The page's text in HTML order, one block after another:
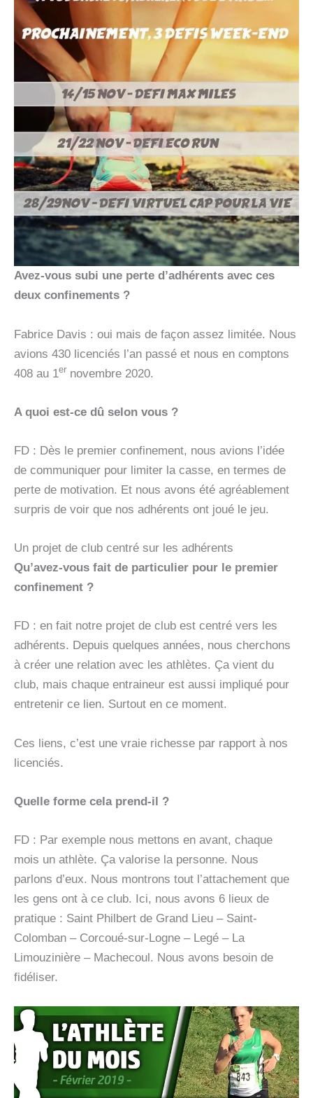
Avez-vous subi une perte d’adhérents avec ces
deux confinements ?
Fabrice Davis : oui mais de façon assez limitée. Nous
avions 430 licenciés l’an passé et nous en comptons
408 au 1er novembre 2020.
A quoi est-ce dû selon vous ?
FD : Dès le premier confinement, nous avions l’idée
de communiquer pour limiter la casse, en termes de
perte de motivation. Et nous avons été agréablement
surpris de voir que nos adhérents ont joué le jeu.
Un projet de club centré sur les adhérents
Qu’avez-vous fait de particulier pour le premier
confinement ?
FD : en fait notre projet de club est centré vers les
adhérents. Depuis quelques années, nous cherchons
à créer une relation avec les athlètes. Ça vient du
club, mais chaque entraineur est aussi impliqué pour
entretenir ce lien. Surtout en ce moment.
Ces liens, c’est une vraie richesse par rapport à nos
licenciés.
Quelle forme cela prend-il ?
FD : Par exemple nous mettons en avant, chaque
mois un athlète. Ça valorise la personne. Nous
parlons d’eux. Nous montrons tout l’attachement que
les gens ont à ce club. Ici, nous avons 6 lieux de
pratique : Saint Philbert de Grand Lieu – Saint-
Colomban – Corcoué-sur-Logne – Legé – La
Limouzinière – Machecoul. Nous avons besoin de
fidéliser.